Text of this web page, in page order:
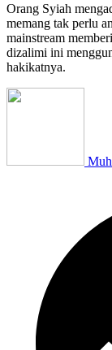
Orang Syiah
memang tak perlu
mainstream
dizalimi ini
hakikatnya.